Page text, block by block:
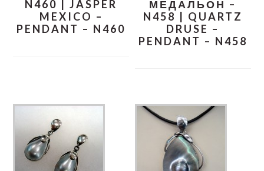
N460 | JASPER
MEXICO –
PENDANT – N460
МЕДАЛЬОН –
N458 | QUARTZ
DRUSE –
PENDANT – N458